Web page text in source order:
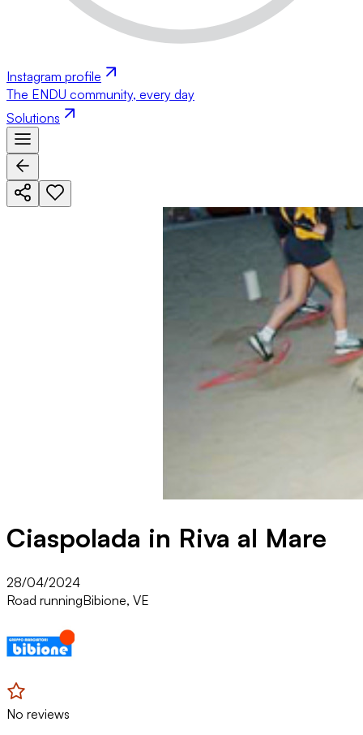
Instagram profile
The ENDU community, every day
Solutions
Ciaspolada in Riva al Mare
28/04/2024
Road runningBibione, VE
No reviews